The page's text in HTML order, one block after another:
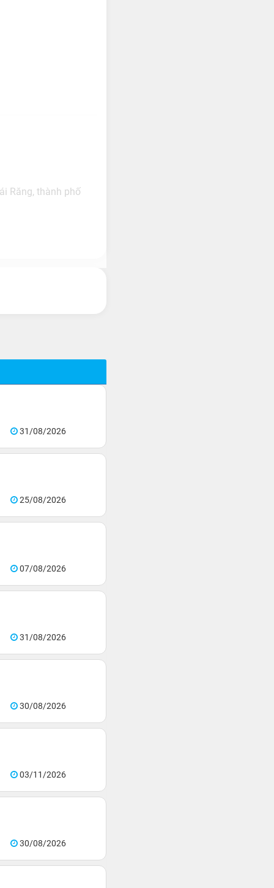
Răng, thành phố
31/08/2026
25/08/2026
07/08/2026
31/08/2026
30/08/2026
03/11/2026
30/08/2026